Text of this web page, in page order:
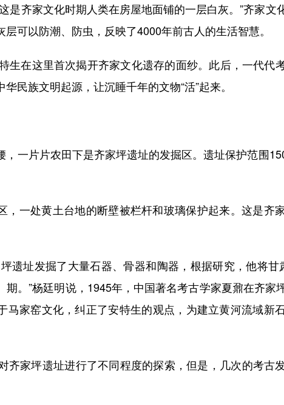
家文化时期人类在房屋地面铺的一层白灰。”齐家文
可以防潮、防虫，反映了4000年前古人的生活智慧。
这里首次揭开齐家文化遗存的面纱。此后，一代代
民族文明起源，让沉睡千年的文物“活”起来。
片片农田下是齐家坪遗址的发掘区。遗址保护范围
处黄土台地的断壁被栏杆和玻璃保护起来。这是齐
址发掘了大量石器、骨器和陶器，根据研究，他将甘
。”杨廷明说，1945年，中国著名考古学家夏鼐在齐家
马家窑文化，纠正了安特生的观点，为建立黄河流域新
坪遗址进行了不同程度的探索，但是，几次的考古